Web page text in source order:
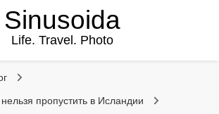
Sinusoida
Life. Travel. Photo
пропустить в Исландии